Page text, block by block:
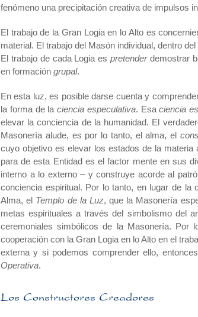
fenómeno una precipitación creativa de impulsos
El trabajo de la Gran Logia en lo Alto es
material. El trabajo del Masón individual, dentro
El trabajo de cada Logia es pretenderdemostrar
en formación grupal.
En esta luz, es posible darse cuenta y
la forma de laciencia especulativa. Esaciencia
elevar la conciencia de la humanidad. El
Masonería alude, es por lo tanto, el alma, el
cuyo objetivo es elevar los estados de la
para de esta Entidad es el factor mente en sus
interno a lo externo – y construye acorde al
conciencia espiritual. Por lo tanto, en lugar de
Alma, el Templo de la Luz, que la Masonería
metas espirituales a través del simbolismo del
ceremoniales simbólicos de la Masonería. Por
cooperación con la Gran Logia en lo Alto en el
externa y si podemos comprender ello,
Operativa.
Los Constructores Creadores